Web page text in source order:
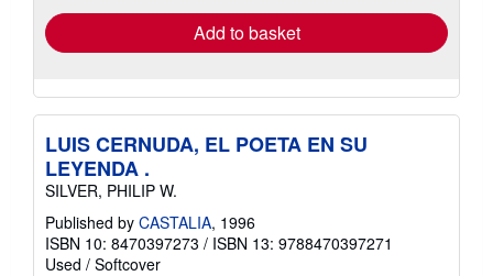
Add to basket
LUIS CERNUDA, EL POETA EN SU
LEYENDA .
SILVER, PHILIP W.
Published by CASTALIA, 1996
ISBN 10: 8470397273 / ISBN 13: 9788470397271
Used / Softcover